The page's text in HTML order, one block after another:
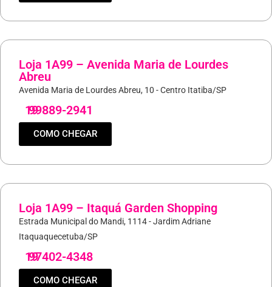
Loja 1A99 – Avenida Maria de Lourdes
Abreu
Avenida Maria de Lourdes Abreu, 10 - Centro Itatiba/SP
19
99889-2941
COMO CHEGAR
Loja 1A99 – Itaquá Garden Shopping
Estrada Municipal do Mandi, 1114 - Jardim Adriane
Itaquaquecetuba/SP
19
97402-4348
COMO CHEGAR